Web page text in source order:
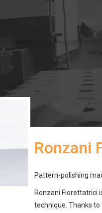
Ronzani
Pattern-polishing
Ronzani Fiorettatrici
technique. Thanks